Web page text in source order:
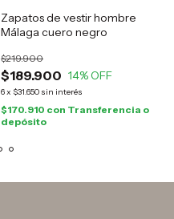
Zapatos de vestir hombre
Málaga cuero negro
$189.900
$219.900
14% OFF
6x $31.650 sin interés
$170.910 con Transferencia o
depósito